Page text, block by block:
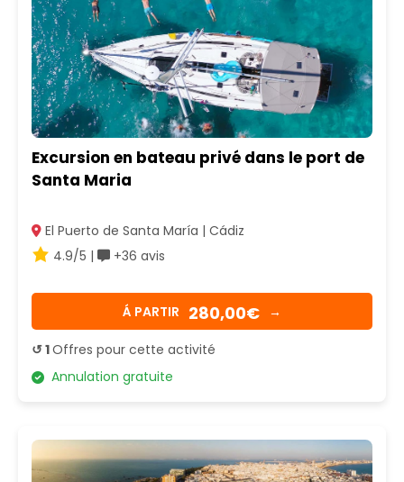
Excursion en bateau privé dans le port de
Santa Maria
El Puerto de Santa María | Cádiz
4.9/5 |
+36 avis
Á PARTIR 280,00€ →
↺ 1Offres pour cette activité
Annulation gratuite